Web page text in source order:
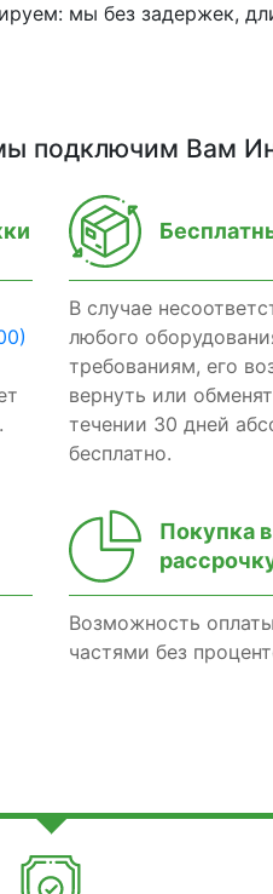
мы без задержек,
подключим Вам
В случае
любого
требованиям, его
вернуть или
течении 30 дней
бесплатно.
Покупка в
Возможность
частями без